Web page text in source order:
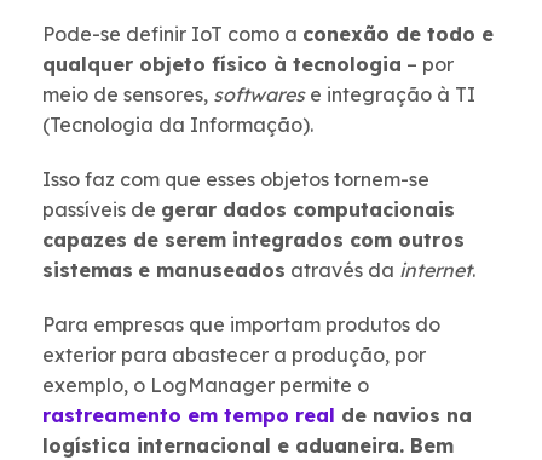
Pode-se definir IoT como a conexão de todo e
qualquer objeto físico à tecnologia – por
meio de sensores, softwarese integração à TI
(Tecnologia da Informação).
Isso faz com que esses objetos tornem-se
passíveis de gerar dados computacionais
capazes de serem integrados com outros
sistemas e manuseados através da internet.
Para empresas que importam produtos do
exterior para abastecer a produção, por
exemplo, o LogManager permite o
rastreamento em tempo real de navios na
logística internacional e aduaneira. Bem